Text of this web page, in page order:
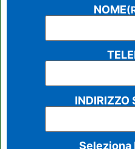
NOME
INDIRIZZO
Seleziona